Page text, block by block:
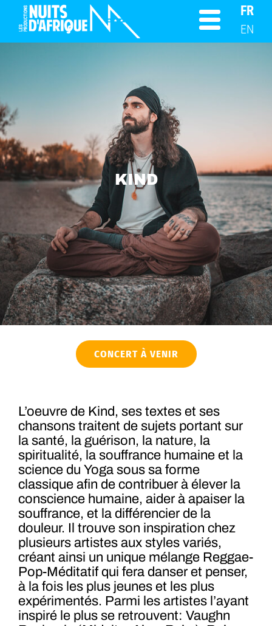
FR
EN
KIND
CONCERT À VENIR
L’oeuvre de Kind, ses textes et ses
chansons traitent de sujets portant sur
la santé, la guérison, la nature, la
spiritualité, la souffrance humaine et la
science du Yoga sous sa forme
classique afin de contribuer à élever la
conscience humaine, aider à apaiser la
souffrance, et la différencier de la
douleur. Il trouve son inspiration chez
plusieurs artistes aux styles variés,
créant ainsi un unique mélange Reggae-
Pop-Méditatif qui fera danser et penser,
à la fois les plus jeunes et les plus
expérimentés. Parmi les artistes l’ayant
inspiré le plus se retrouvent: Vaughn